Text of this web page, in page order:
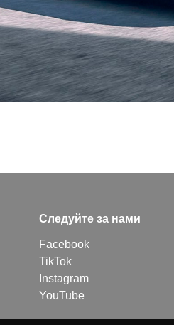
Следуйте за нами
Facebook
TikTok
Instagram
YouTube